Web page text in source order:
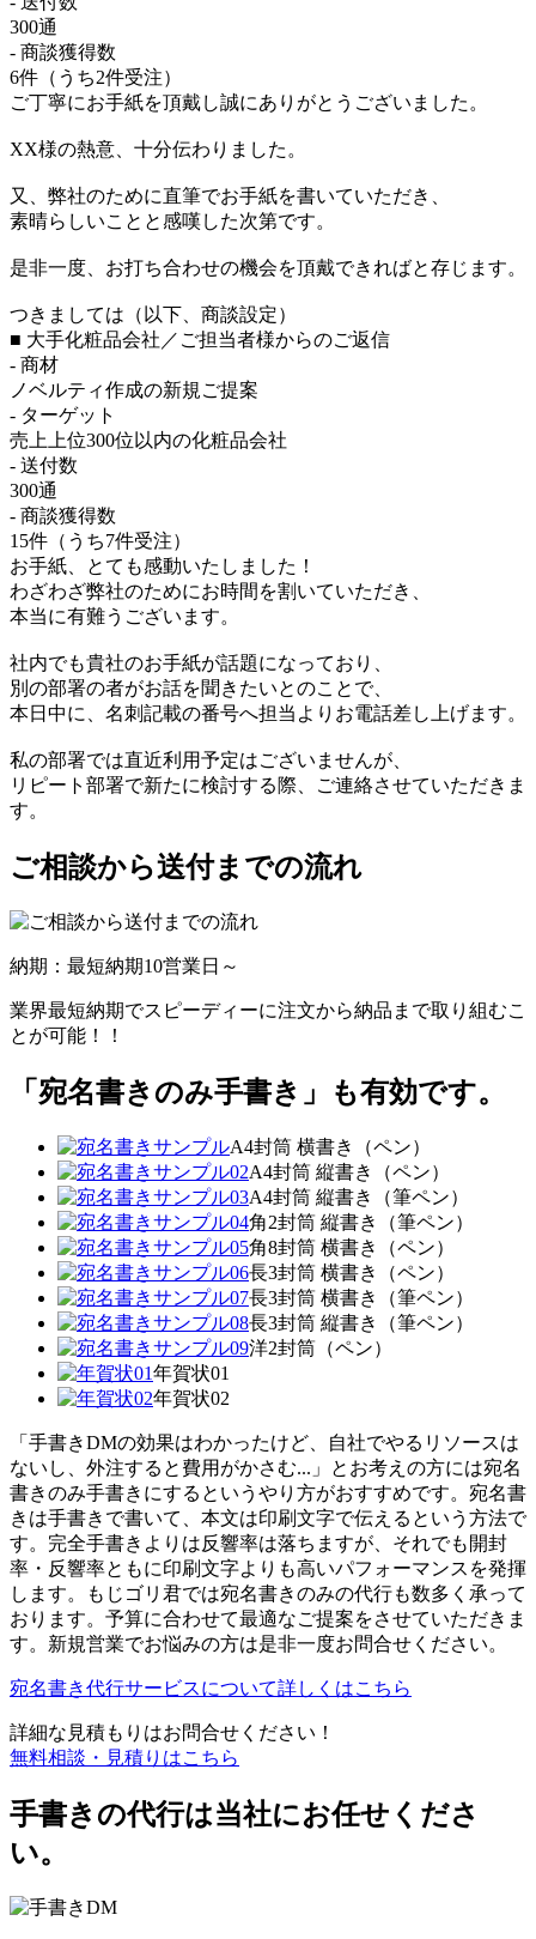
300通
- 商談獲得数
6件（うち2件受注）
ご丁寧にお手紙を頂戴し誠にありがとうございました。
XX様の熱意、十分伝わりました。
又、弊社のために直筆でお手紙を書いていただき、
素晴らしいことと感嘆した次第です。
是非一度、お打ち合わせの機会を頂戴できればと存じます。
つきましては（以下、商談設定）
■ 大手化粧品会社／ご担当者様からのご返信
- 商材
ノベルティ作成の新規ご提案
- ターゲット
売上上位300位以内の化粧品会社
- 送付数
300通
- 商談獲得数
15件（うち7件受注）
お手紙、とても感動いたしました！
わざわざ弊社のためにお時間を割いていただき、
本当に有難うございます。
社内でも貴社のお手紙が話題になっており、
別の部署の者がお話を聞きたいとのことで、
本日中に、名刺記載の番号へ担当よりお電話差し上げます。
私の部署では直近利用予定はございませんが、
リピート部署で新たに検討する際、ご連絡させていただきま
す。
ご相談から送付までの流れ
納期：最短納期10営業日～
業界最短納期でスピーディーに注文から納品まで取り組むこ
とが可能！！
「宛名書きのみ手書き」も有効です。
A4封筒 横書き（ペン）
A4封筒 縦書き（ペン）
A4封筒 縦書き（筆ペン）
角2封筒 縦書き（筆ペン）
角8封筒 横書き（ペン）
長3封筒 横書き（ペン）
長3封筒 横書き（筆ペン）
長3封筒 縦書き（筆ペン）
洋2封筒（ペン）
年賀状01
年賀状02
「手書きDMの効果はわかったけど、自社でやるリソースは
ないし、外注すると費用がかさむ...」とお考えの方には宛名
書きのみ手書きにするというやり方がおすすめです。宛名書
きは手書きで書いて、本文は印刷文字で伝えるという方法で
す。完全手書きよりは反響率は落ちますが、それでも開封
率・反響率ともに印刷文字よりも高いパフォーマンスを発揮
します。もじゴリ君では宛名書きのみの代行も数多く承って
おります。予算に合わせて最適なご提案をさせていただきま
す。新規営業でお悩みの方は是非一度お問合せください。
宛名書き代行サービスについて詳しくはこちら
詳細な見積もりはお問合せください！
無料相談・見積りはこちら
手書きの代行は当社にお任せくださ
い。